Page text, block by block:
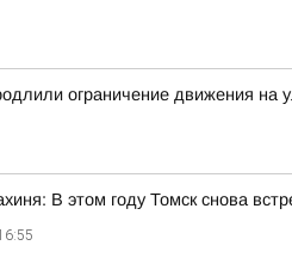
ограничение движения на
В этом году Томск снова